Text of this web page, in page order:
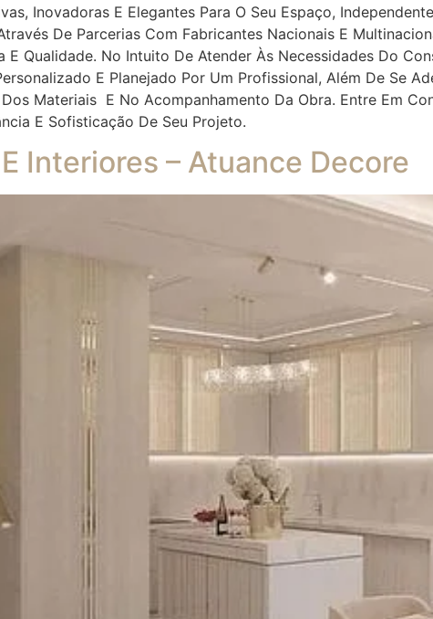
Inovadoras E Elegantes Para O Seu Espaço,
De Parcerias Com Fabricantes Nacionais E
E Qualidade. No Intuito De Atender Às Necessidades Do
E Planejado Por Um Profissional, Além De Se
Materiais E No Acompanhamento Da Obra. Entre Em
E Sofisticação De Seu Projeto.
Interiores – Atuance Decore